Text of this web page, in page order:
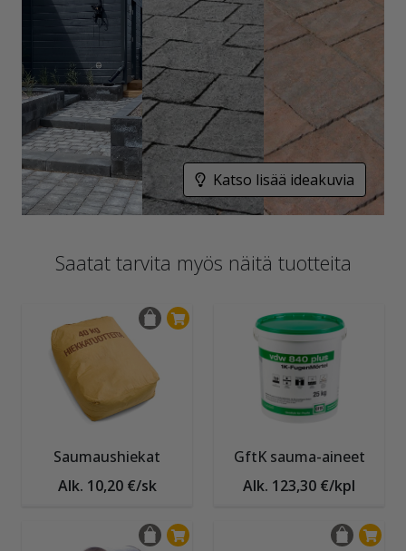
Katso lisää ideakuvia
Saatat tarvita myös näitä tuotteita
Saumaushiekat
Alk. 10,20 €/sk
GftK sauma-aineet
Alk. 123,30 €/kpl